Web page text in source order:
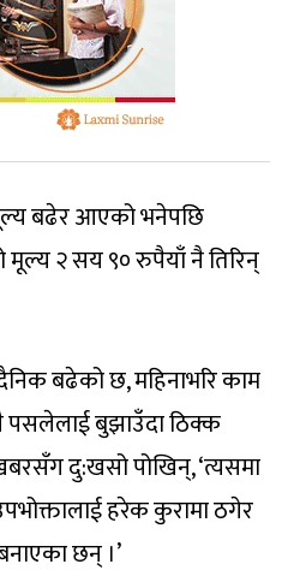
बढेर आएको भनेपछि
२ सय ९० रुपैयाँ नै तिरिन्
बढेको छ, महिनाभरि काम
पसलेलाई बुझाउँदा ठिक्क
दु:खसो पोखिन्, ‘त्यसमा
हरेक कुरामा ठगेर
छन् ।’